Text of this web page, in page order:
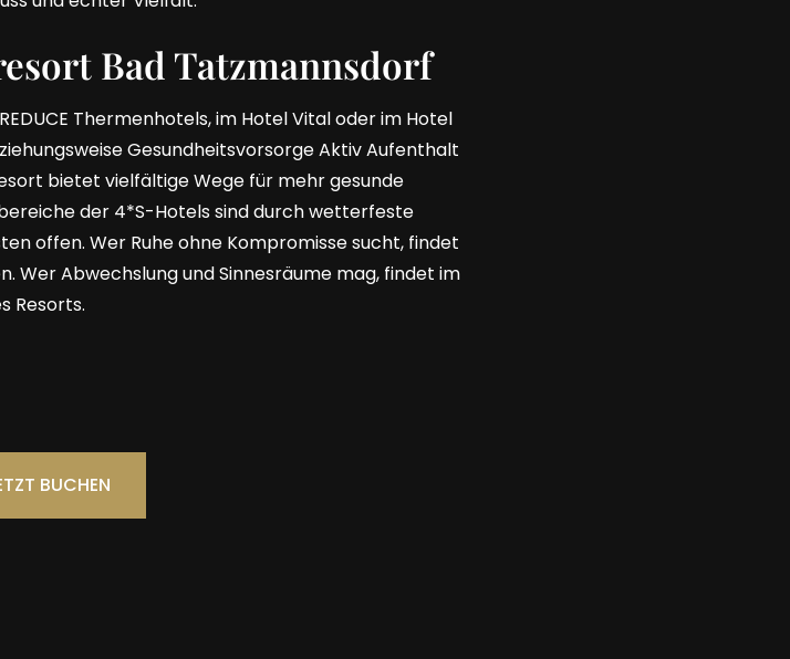
Bad Tatzmannsdorf
Thermenhotels, im Hotel Vital oder im Hotel
Gesundheitsvorsorge Aktiv Aufenthalt
bietet vielfältige Wege für mehr gesunde
der 4*S-Hotels sind durch wetterfeste
offen. Wer Ruhe ohne Kompromisse sucht, findet
Wer Abwechslung und Sinnesräume mag, findet im
Resorts.
BUCHEN